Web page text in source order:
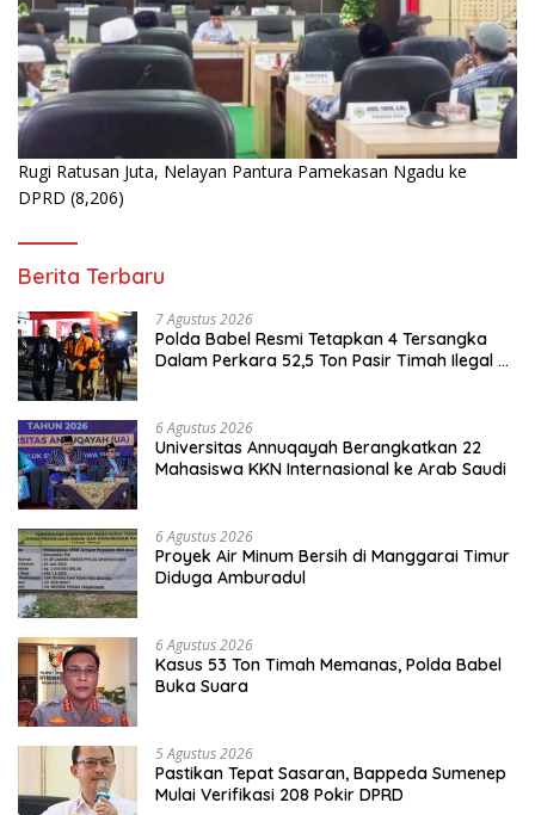
Rugi Ratusan Juta, Nelayan Pantura Pamekasan Ngadu ke
DPRD (8,206)
Berita Terbaru
7 Agustus 2026
Polda Babel Resmi Tetapkan 4 Tersangka
Dalam Perkara 52,5 Ton Pasir Timah Ilegal di
6 Agustus 2026
Universitas Annuqayah Berangkatkan 22
Mahasiswa KKN Internasional ke Arab Saudi
6 Agustus 2026
Proyek Air Minum Bersih di Manggarai Timur
Diduga Amburadul
6 Agustus 2026
Kasus 53 Ton Timah Memanas, Polda Babel
Buka Suara
5 Agustus 2026
Pastikan Tepat Sasaran, Bappeda Sumenep
Mulai Verifikasi 208 Pokir DPRD